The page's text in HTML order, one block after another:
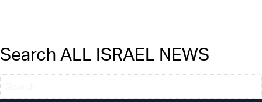
Search ALL ISRAEL NEWS